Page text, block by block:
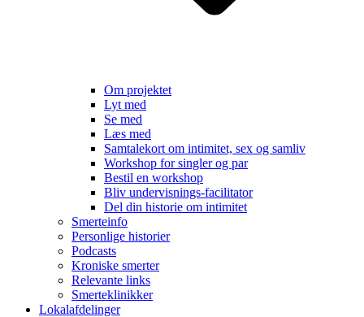
Om projektet
Lyt med
Se med
Læs med
Samtalekort om intimitet, sex og samliv
Workshop for singler og par
Bestil en workshop
Bliv undervisnings-facilitator
Del din historie om intimitet
Smerteinfo
Personlige historier
Podcasts
Kroniske smerter
Relevante links
Smerteklinikker
Lokalafdelinger